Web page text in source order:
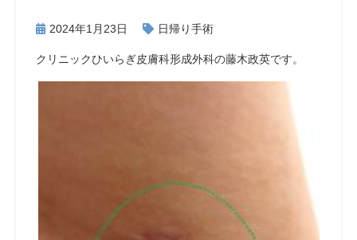
2024年1月23日 日帰り手術
クリニックひいらぎ皮膚科形成外科の藤木政英です。